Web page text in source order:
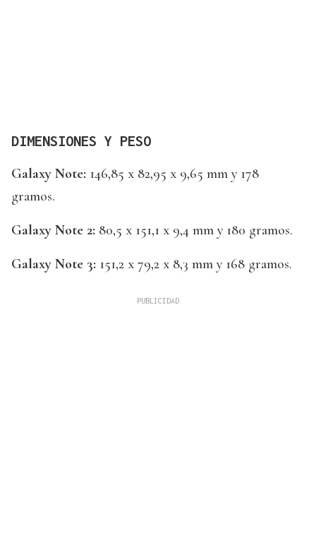
DIMENSIONES Y PESO
Galaxy Note: 146,85 x 82,95 x 9,65 mm y 178
gramos.
Galaxy Note 2: 80,5 x 151,1 x 9,4 mm y 180 gramos.
Galaxy Note 3: 151,2 x 79,2 x 8,3 mm y 168 gramos.